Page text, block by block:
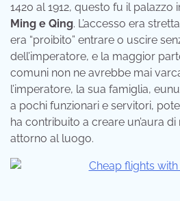
1420 al 1912, questo fu il palazzo
Ming e Qing. L’accesso era
era “proibito” entrare o uscire
dell’imperatore, e la maggior
comuni non ne avrebbe mai
l’imperatore, la sua famiglia,
a pochi funzionari e servitori,
ha contribuito a creare un’aura
attorno al luogo.